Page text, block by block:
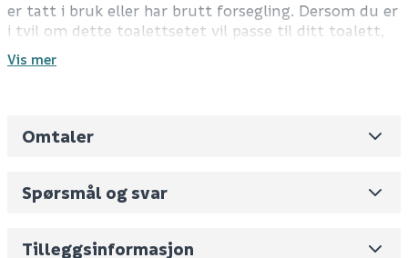
er tatt i bruk eller har brutt forsegling. Dersom du er
i tvil om dette toalettsetet vil passe til ditt toalett,
så ta gjerne kontakt med vår kundeservice eller din
lokale Megaflis butikk
Farge: blå
Passer til toaletter i seriene Nautic, Logic, Nordic
Tekniske spesifikasjoner
Vis mer
Omtaler
Spørsmål og svar
Tilleggsinformasjon
Leverandørens varenummer GB88306015
Volum 40.8 (dm3 per salgsforpakning)